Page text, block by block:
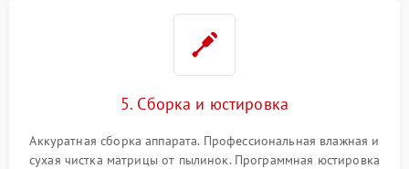
5. Сборка и юстировка
Аккуратная сборка аппарата. Профессиональная влажная и
сухая чистка матрицы от пылинок. Программная юстировка